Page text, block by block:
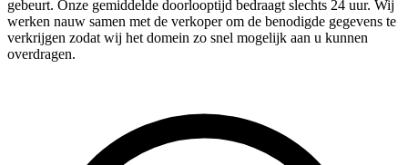
gebeurt. Onze gemiddelde doorlooptijd bedraagt slechts 24 uur. Wij
werken nauw samen met de verkoper om de benodigde gegevens te
verkrijgen zodat wij het domein zo snel mogelijk aan u kunnen
overdragen.